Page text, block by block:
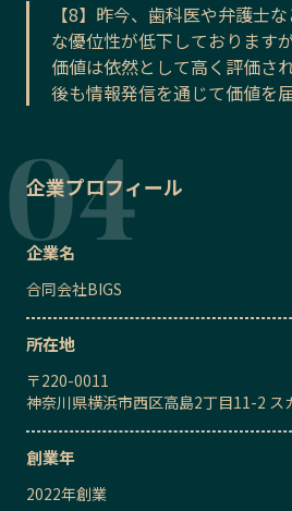
【8】昨今、歯科医や弁護士
な優位性が低下しております
価値は依然として高く評価さ
後も情報発信を通じて価値を
企業プロフィール
企業名
合同会社BIGS
所在地
〒220-0011
神奈川県横浜市西区高島2丁目11-2 ス
創業年
2022年創業